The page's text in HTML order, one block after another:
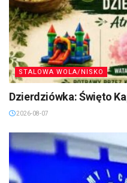
STALOWA WOLA/NISKO
Dzierdziówka: Święto
2026-08-07